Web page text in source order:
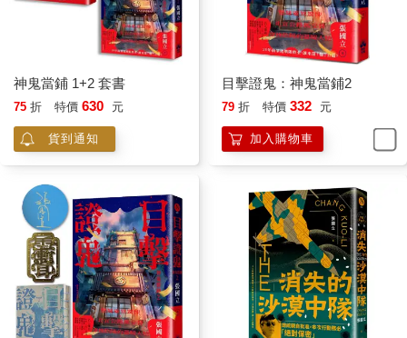
乎就在湘南，於是有天想去海岸曬曬屁股，不過我沒搞清方向，
悶著頭便出發，坐上橫須賀線竟然又打起盹，渾渾噩噩到了逗子
便下車，卻不知有逗子?、東逗子?，還有新逗子?，我下車的是哪
個逗子?？更奇妙的是我還找到公車毫不猶豫坐進去，接下來就到
了個不知名的漁港，還找到一個大社區，裡面有很多人打網球，
其中一人朝我指方向，我又找到了遊艇碼頭，原來我到了逗子市
南邊的葉山町。
事情麻煩了，我有網球肘（打電腦的後遺症）卻沒有遊艇。再回
到巴士站吧，想說先回逗子?找找看有沒有車去鎌倉，不料此時路
邊一家餐廳吸引我的注意，何不先吃完午飯再說。
這家Yuki食堂很鄉土，賣的都是套餐，我見到一個帥哥吃炸海鮮
飯，海鮮堆得像山一樣高，怎麼能不也去試試。
隔壁桌點的是炸豬排飯，前面點的是鰹魚套餐，都是超出想像的
豐富。我愛吃竹筴魚，相信也不差，不過擔心吃不下浪費糧食，
神鬼當鋪 1+2 套書
75 折 特價 630 元
貨到通知
目擊證鬼：神鬼當鋪2
79 折 特價 332 元
加入購物車